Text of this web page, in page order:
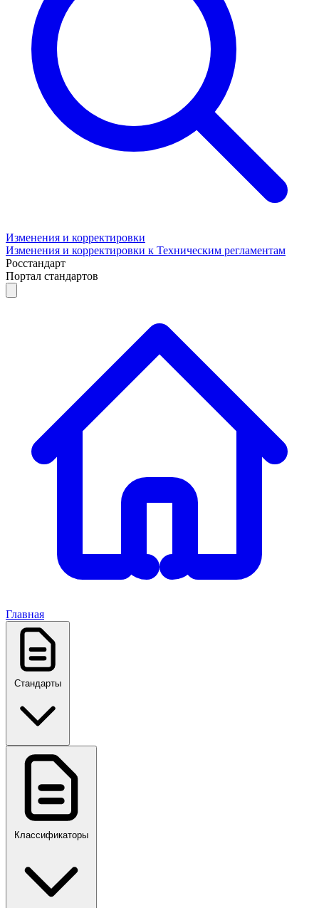
Изменения и корректировки
Изменения и корректировки к Техническим регламентам
Росстандарт
Портал стандартов
Главная
Стандарты
ГОСТ, ГОСТ Р, ПНСТ
Классификаторы